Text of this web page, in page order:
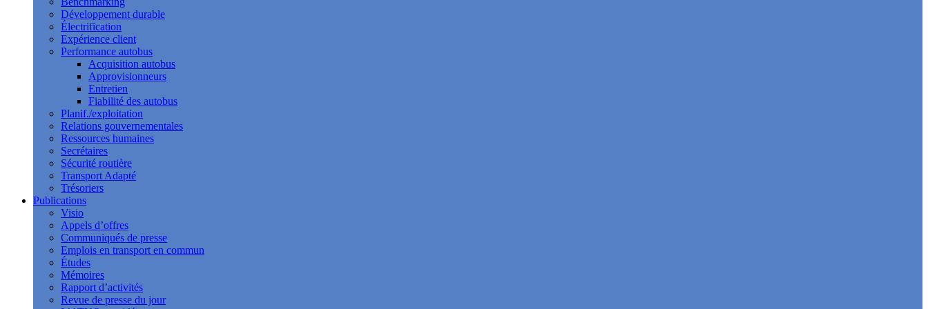
Développement durable
Électrification
Expérience client
Performance autobus
Acquisition autobus
Approvisionneurs
Entretien
Fiabilité des autobus
Planif./exploitation
Relations gouvernementales
Ressources humaines
Secrétaires
Sécurité routière
Transport Adapté
Trésoriers
Publications
Visio
Appels d’offres
Communiqués de presse
Emplois en transport en commun
Études
Mémoires
Rapport d’activités
Revue de presse du jour